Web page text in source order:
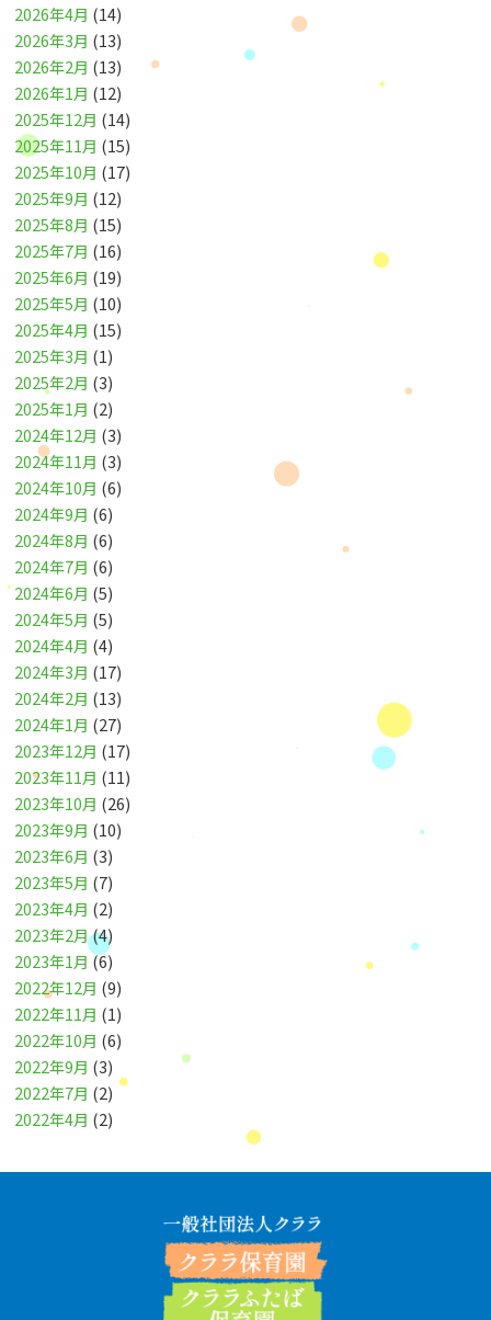
2026年4月 (14)
2026年3月 (13)
2026年2月 (13)
2026年1月 (12)
2025年12月 (14)
2025年11月 (15)
2025年10月 (17)
2025年9月 (12)
2025年8月 (15)
2025年7月 (16)
2025年6月 (19)
2025年5月 (10)
2025年4月 (15)
2025年3月 (1)
2025年2月 (3)
2025年1月 (2)
2024年12月 (3)
2024年11月 (3)
2024年10月 (6)
2024年9月 (6)
2024年8月 (6)
2024年7月 (6)
2024年6月 (5)
2024年5月 (5)
2024年4月 (4)
2024年3月 (17)
2024年2月 (13)
2024年1月 (27)
2023年12月 (17)
2023年11月 (11)
2023年10月 (26)
2023年9月 (10)
2023年6月 (3)
2023年5月 (7)
2023年4月 (2)
2023年2月(4)
2023年1月 (6)
2022年12月 (9)
2022年11月 (1)
2022年10月 (6)
2022年9月 (3)
2022年7月 (2)
2022年4月 (2)